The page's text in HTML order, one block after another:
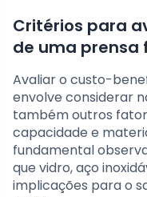
Critérios para
de uma prensa
Avaliar o custo-
envolve considerar
também outros
capacidade e
fundamental
que vidro, aço
implicações para o